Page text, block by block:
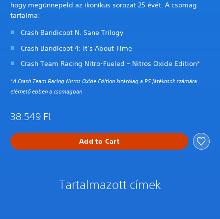
hogy megünnepeld az ikonikus sorozat 25 évét. A csomag
tartalma:
Crash Bandicoot N. Sane Trilogy
Crash Bandicoot 4: It’s About Time
Crash Team Racing Nitro-Fueled – Nitros Oxide Edition*
*A Crash Team Racing Nitros Oxide Edition kizárólag a PS játékosok számára
elérhető ebben a csomagban
38.549 Ft
Add to Cart
Tartalmazott címek